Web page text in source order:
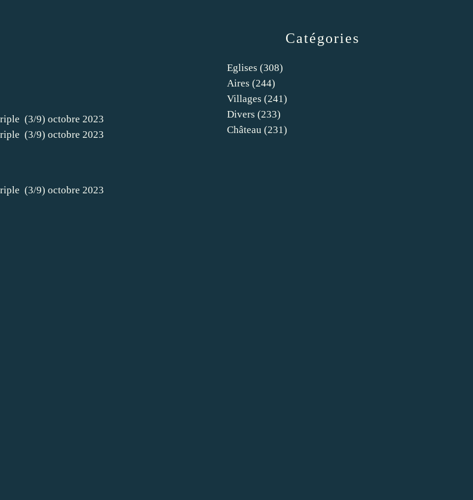
Catégories
Eglises (308)
Aires (244)
Villages (241)
Divers (233)
Château (231)